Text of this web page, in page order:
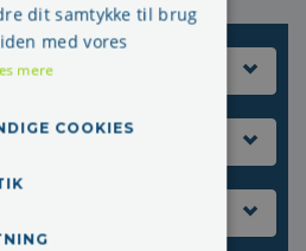
dit samtykke til brug
med vores
mere
COOKIES